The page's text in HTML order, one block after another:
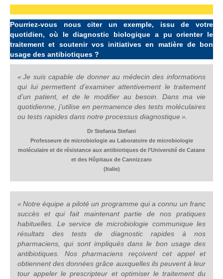
Pourriez-vous nous citer un exemple, issu de votre
quotidien, où le diagnostic biologique a pu orienter le
traitement et soutenir vos initiatives en matière de bon
usage des antibiotiques ?
« Je suis capable de donner au médecin des informations
qui lui permettent d’examiner attentivement le traitement
d’un patient, et de le modifier au besoin. Dans ma vie
quotidienne, j’utilise en permanence des tests moléculaires
ou tests rapides dans notre processus diagnostique ».
Dr Stefania Stefani
Professeure de microbiologie au Laboratoire de microbiologie
moléculaire et de résistance aux antibiotiques de l’Université de Catane
et des Hôpitaux de Cannizzaro
(Italie)
« Notre équipe a piloté un programme qui a connu un franc
succès et qui fait maintenant partie de nos pratiques
habituelles. Le service de microbiologie communique les
résultats des tests de diagnostic rapides à nos
pharmaciens, qui sont impliqués dans le bon usage des
antibiotiques. Nos pharmaciens reçoivent cet appel et
obtiennent des données grâce auxquelles ils peuvent à leur
tour appeler le prescripteur et optimiser le traitement du